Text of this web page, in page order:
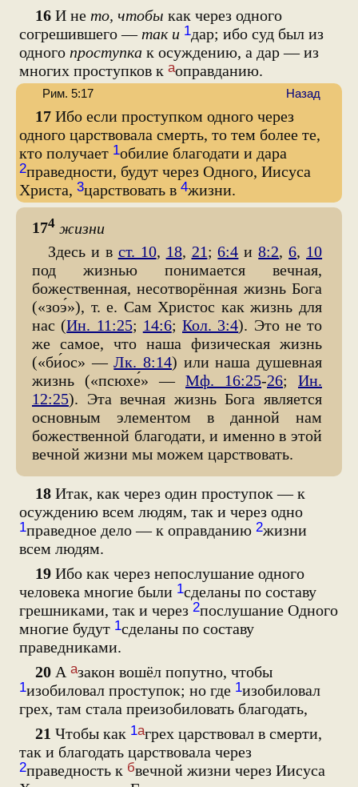
16 И не то, чтобы как через одного
согрешившего — так и 1дар; ибо суд был из
одного проступка к осуждению, а дар — из
многих проступков к аоправданию.
17 Ибо если проступком одного через
одного царствовала смерть, то тем более те,
кто получает 1обилие благодати и дара
2праведности, будут через Одного, Иисуса
Христа, 3царствовать в 4жизни.
Рим. 5:17 Назад
174 жизни
Здесь и в ст. 10, 18, 21;6:4 и8:2,6, 10
под жизнью понимается вечная,
божественная, несотворённая жизнь Бога
(«зоэ́»), т. е. Сам Христос как жизнь для
нас (Ин. 11:25; 14:6; Кол. 3:4). Это не то
же самое, что наша физическая жизнь
(«би́ос» —Лк. 8:14) или наша душевная
жизнь («псюхе́» — Мф. 16:25-26; Ин.
12:25). Эта вечная жизнь Бога является
основным элементом в данной нам
божественной благодати, и именно в этой
вечной жизни мы можем царствовать.
18 Итак, как через один проступок — к
осуждению всем людям, так и через одно
1праведное дело — к оправданию 2жизни
всем людям.
19 Ибо как через непослушание одного
человека многие были 1сделаны по составу
грешниками, так и через 2послушание Одного
многие будут 1сделаны по составу
праведниками.
20 А азакон вошёл попутно, чтобы
1изобиловал проступок; но где 1изобиловал
грех, там стала преизобиловать благодать,
21 Чтобы как 1агрех царствовал в смерти,
так и благодать царствовала через
2праведность к бвечной жизни через Иисуса